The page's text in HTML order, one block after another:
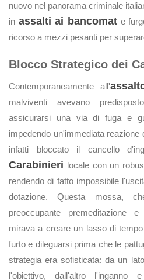
nuovo nel panorama criminale
in assalti ai bancomate
ricorso a mezzi pesanti per
Blocco Strategico dei
Contemporaneamente all'
malviventi avevano
assicurarsi una via di fuga e
impedendo un'immediata reazione
infatti bloccato il cancello
Carabinieri locale con un
rendendo di fatto impossibile
dotazione. Questa mossa,
preoccupante premeditazione
mirava a creare un lasso di
furto e dileguarsi prima che le
strategia era sofisticata: da un
l'obiettivo, dall'altro l'inganno